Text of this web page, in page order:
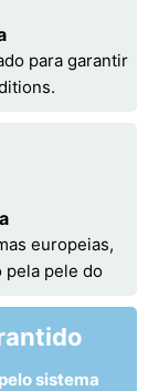
para garantir
europeias,
pela pele do
sistema